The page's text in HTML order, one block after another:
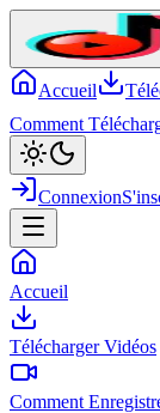
Accueil
Comment
Connexion
Accueil
Télécharger Vidéos
Comment